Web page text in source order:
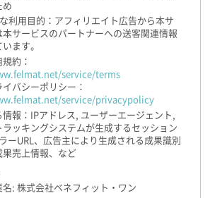
め
利用目的：アフィリエイト広告から本サ
本サービスのパートナーへの送客関連情報
ます。
約：
service/terms
バシーポリシー：
service/privacypolicy
報：IPアドレス, ユーザーエージェント,
ッキングシステムが生成するセッション
ーURL、広告主により生成される成果識別
果売上情報、など
名: 株式会社ベネフィット・ワン